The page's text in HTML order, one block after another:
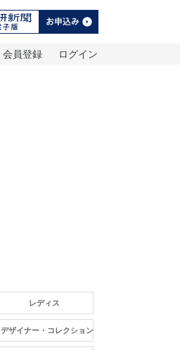
ログイン
会員登録
レディス
デザイナー・コレクション